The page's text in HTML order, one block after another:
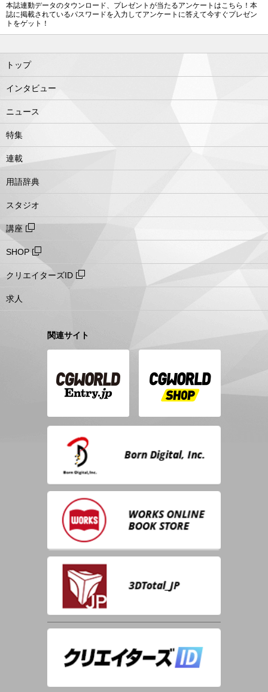
本誌連動データのタウンロード、プレゼントが当たるアンケートはこちら！本
誌に掲載されているパスワードを入力してアンケートに答えて今すぐプレゼン
トをゲット！
トップ
インタビュー
ニュース
特集
連載
用語辞典
スタジオ
講座
SHOP
クリエイターズID
求人
関連サイト